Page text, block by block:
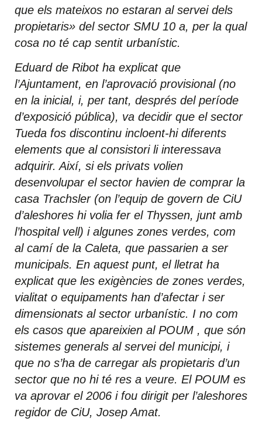
que els mateixos no estaran al servei dels
propietaris» del sector SMU 10 a, per la qual
cosa no té cap sentit urbanístic.
Eduard de Ribot ha explicat que
l’Ajuntament, en l’aprovació provisional (no
en la inicial, i, per tant, després del període
d’exposició pública), va decidir que el sector
Tueda fos discontinu incloent-hi diferents
elements que al consistori li interessava
adquirir. Així, si els privats volien
desenvolupar el sector havien de comprar la
casa Trachsler (on l’equip de govern de CiU
d’aleshores hi volia fer el Thyssen, junt amb
l’hospital vell) i algunes zones verdes, com
al camí de la Caleta, que passarien a ser
municipals. En aquest punt, el lletrat ha
explicat que les exigències de zones verdes,
vialitat o equipaments han d’afectar i ser
dimensionats al sector urbanístic. I no com
els casos que apareixien al POUM , que són
sistemes generals al servei del municipi, i
que no s’ha de carregar als propietaris d’un
sector que no hi té res a veure. El POUM es
va aprovar el 2006 i fou dirigit per l’aleshores
regidor de CiU, Josep Amat.